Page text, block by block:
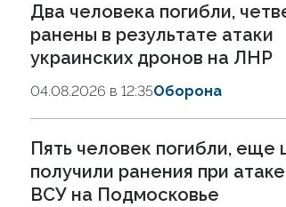
Два человека погибли,
ранены в результате атаки
украинских дронов на ЛНР
04.08.2026 в 12:35Оборона
Пять человек погибли, еще
получили ранения при
ВСУ на Подмосковье